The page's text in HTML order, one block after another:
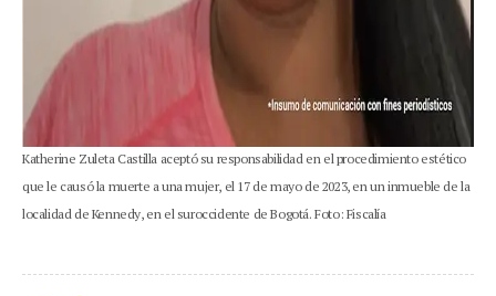
Katherine Zuleta Castilla aceptó su responsabilidad en el procedimiento estético
que le causó la muerte a una mujer, el 17 de mayo de 2023, en un inmueble de la
localidad de Kennedy, en el suroccidente de Bogotá. Foto: Fiscalía